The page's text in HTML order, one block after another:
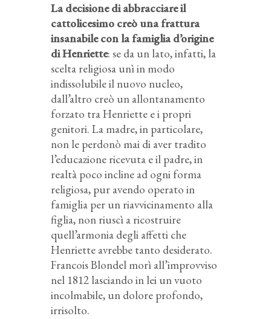
La decisione di abbracciare il
cattolicesimo creò una frattura
insanabile con la famiglia d’origine
di Henriette: se da un lato, infatti, la
scelta religiosa unì in modo
indissolubile il nuovo nucleo,
dall’altro creò un allontanamento
forzato tra Henriette e i propri
genitori. La madre, in particolare,
non le perdonò mai di aver tradito
l’educazione ricevuta e il padre, in
realtà poco incline ad ogni forma
religiosa, pur avendo operato in
famiglia per un riavvicinamento alla
figlia, non riuscì a ricostruire
quell’armonia degli affetti che
Henriette avrebbe tanto desiderato.
Francois Blondel morì all’improvviso
nel 1812 lasciando in lei un vuoto
incolmabile, un dolore profondo,
irrisolto.